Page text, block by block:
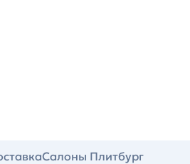
Салоны Плитбург